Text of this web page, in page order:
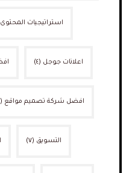
استراتيجيات المحتوى
اعلانات جوجل (٤)
افضل شركة تصميم مواقع (٧)
التسويق (٧)